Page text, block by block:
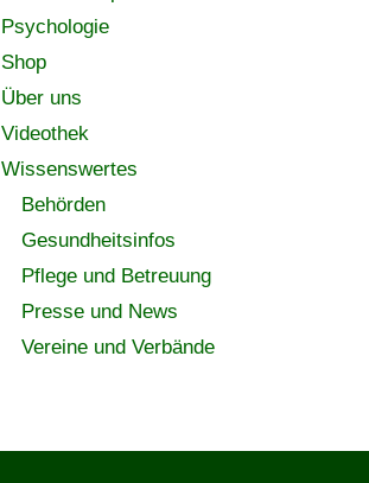
Psychologie
Shop
Über uns
Videothek
Wissenswertes
Behörden
Gesundheitsinfos
Pflege und Betreuung
Presse und News
Vereine und Verbände